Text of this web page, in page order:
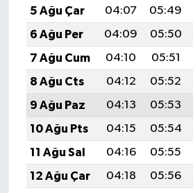
5 Ağu Çar
04:07 05:49
6 Ağu Per
04:09 05:50
7 Ağu Cum
04:10 05:51
8 Ağu Cts
04:12 05:52
9 Ağu Paz
04:13 05:53
10 Ağu Pts
04:15 05:54
11 Ağu Sal
04:16 05:55
12 Ağu Çar
04:18 05:56